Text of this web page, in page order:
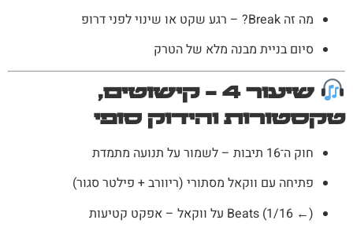
מה זה Break? – רגע שקט או שינוי לפני דרופ
סיום בניית מבנה מלא של הטרק
שיעור 4 – קישוטים,
טקסטורות והידוק סופי
חוק ה־16 תיבות – לשמור על תנועה מתמדת
פתיחה עם ווקאל מסתורי (ריוורב + פילטר סגור)
Beats (1/16 ←) על ווקאל – אפקט קטיעות